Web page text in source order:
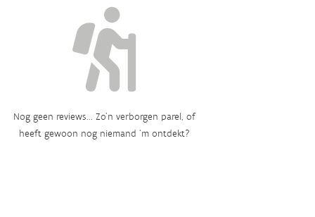
Nog geen reviews... Zo’n verborgen parel, of
heeft gewoon nog niemand ‘m ontdekt?